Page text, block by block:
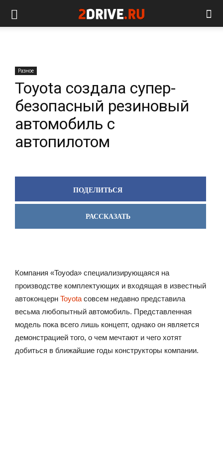
Разное
Toyota создала супер-
безопасный резиновый
автомобиль с
автопилотом
ПОДЕЛИТЬСЯ
РАССКАЗАТЬ
Компания «Toyoda» специализирующаяся на
производстве комплектующих и входящая в известный
автоконцерн Toyota совсем недавно представила
весьма любопытный автомобиль. Представленная
модель пока всего лишь концепт, однако он является
демонстрацией того, о чем мечтают и чего хотят
добиться в ближайшие годы конструкторы компании.